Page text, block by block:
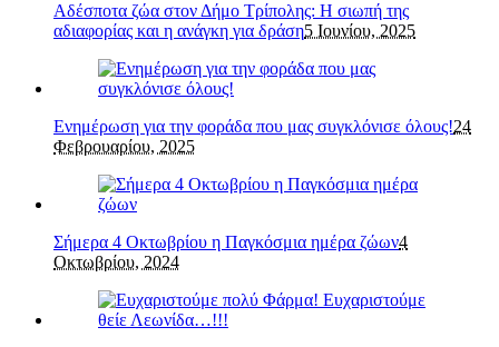
Αδέσποτα ζώα στον Δήμο Τρίπολης: Η σιωπή της
αδιαφορίας και η ανάγκη για δράση5 Ιουνίου, 2025
Ενημέρωση για την φοράδα που μας συγκλόνισε όλους!24
Φεβρουαρίου, 2025
Σήμερα 4 Οκτωβρίου η Παγκόσμια ημέρα ζώων4
Οκτωβρίου, 2024